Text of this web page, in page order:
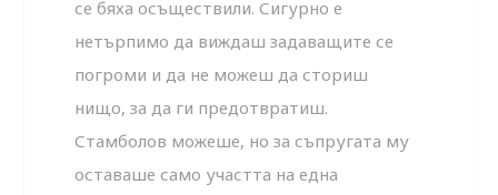
се бяха осъществили. Сигурно е
нетърпимо да виждаш задаващите се
погроми и да не можеш да сториш
нищо, за да ги предотвратиш.
Стамболов можеше, но за съпругата му
оставаше само участта на една